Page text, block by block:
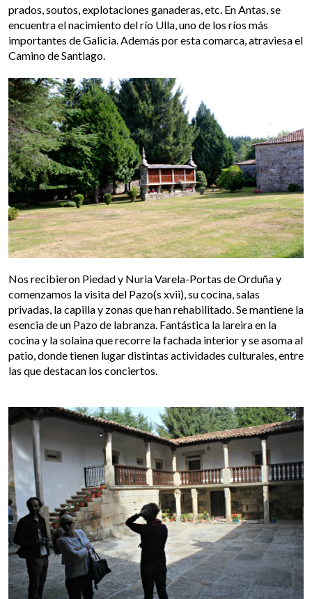
prados, soutos, explotaciones ganaderas, etc. En Antas, se
encuentra el nacimiento del río Ulla, uno de los ríos más
importantes de Galicia. Además por esta comarca, atraviesa el
Camino de Santiago.
Nos recibieron Piedad y Nuria Varela-Portas de Orduña y
comenzamos la visita del Pazo(s xvii), su cocina, salas
privadas, la capilla y zonas que han rehabilitado. Se mantiene la
esencia de un Pazo de labranza. Fantástica la lareira en la
cocina y la solaina que recorre la fachada interior y se asoma al
patio, donde tienen lugar distintas actividades culturales, entre
las que destacan los conciertos.